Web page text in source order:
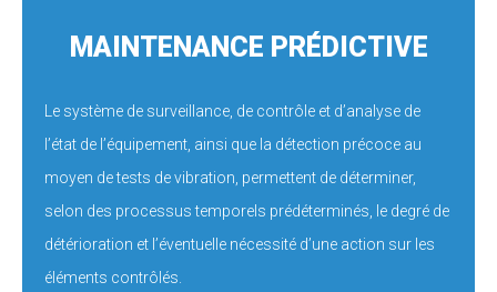
MAINTENANCE PRÉDICTIVE
Le système de surveillance, de contrôle et d’analyse de
l’état de l’équipement, ainsi que la détection précoce au
moyen de tests de vibration, permettent de déterminer,
selon des processus temporels prédéterminés, le degré de
détérioration et l’éventuelle nécessité d’une action sur les
éléments contrôlés.